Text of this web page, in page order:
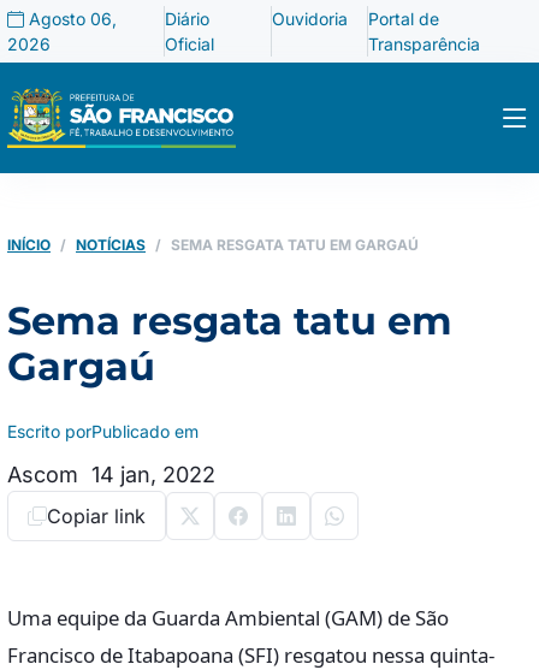
Agosto 06,
2026
Diário
Oficial
Ouvidoria
Portal de
Transparência
INÍCIO NOTÍCIAS SEMA RESGATA TATU EM GARGAÚ
Sema resgata tatu em
Gargaú
Escrito por
Ascom
Publicado em
14 jan, 2022
Copiar link
Uma equipe da Guarda Ambiental (GAM) de São
Francisco de Itabapoana (SFI) resgatou nessa quinta-